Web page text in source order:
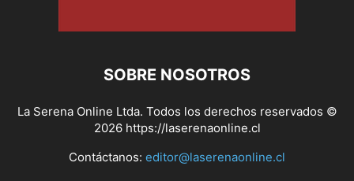
SOBRE NOSOTROS
La Serena Online Ltda. Todos los derechos reservados ©
2026 https://laserenaonline.cl
Contáctanos: editor@laserenaonline.cl